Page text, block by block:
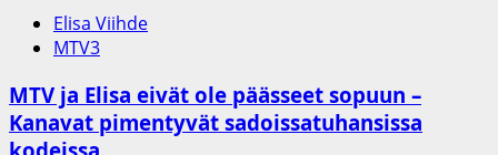
Elisa Viihde
MTV3
MTV ja Elisa eivät ole päässeet sopuun –
Kanavat pimentyvät sadoissatuhansissa